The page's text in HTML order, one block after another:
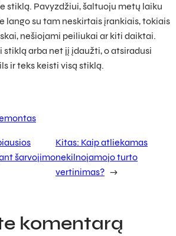
stiklą. Pavyzdžiui, šaltuoju metų laiku
lango su tam neskirtais įrankiais, tokiais
nešiojami peiliukai ar kiti daiktai.
arba net jį įdaužti, o atsiradusi
ir teks keisti visą stiklą.
šarvojimo
Kitas: Kaip atliekamas
nekilnojamojo turto
vertinimas? →
komentarą